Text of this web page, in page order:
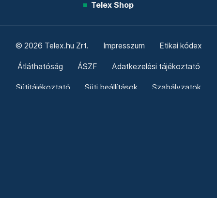
Telex Shop
© 2026 Telex.hu Zrt. Impresszum Etikai kódex
Átláthatóság ÁSZF Adatkezelési tájékoztató
Sütitájékoztató Süti beállítások Szabályzatok